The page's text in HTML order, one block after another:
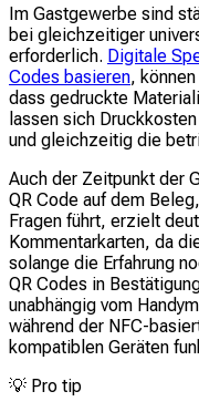
Im Gastgewerbe sind
bei gleichzeitiger
erforderlich. Digitale
Codes basieren,
dass gedruckte
lassen sich
und gleichzeitig die
Auch der Zeitpunkt der
QR Code auf dem
Fragen führt, erzielt
Kommentarkarten, da
solange die Erfahrung
QR Codes in
unabhängig vom
während der NFC-
kompatiblen Geräten
💡 Pro tip